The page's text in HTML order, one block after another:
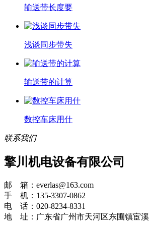
输送带长度要
浅谈同步带失
输送带的计算
数控车床用什
联系我们
擎川机电设备有限公司
邮 箱：everlas@163.com
手 机：135-3307-0862
电 话：020-8234-8331
地 址：广东省广州市天河区东圃镇宦